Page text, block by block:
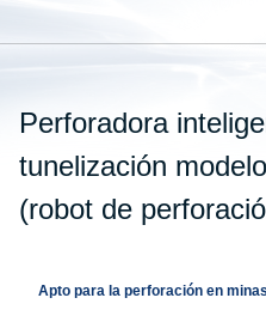
Perforadora
tunelización
(robot de
Apto para la perforación en